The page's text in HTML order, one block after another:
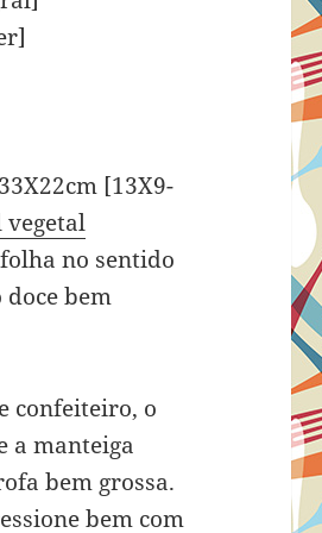
[13X9-
vegetal
no sentido
bem
confeiteiro, o
a manteiga
bem grossa.
bem com